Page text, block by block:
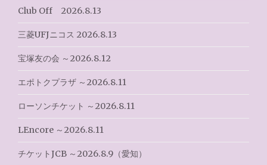
ー
シ
ョ
ン
Club Off 2026.8.13
三菱UFJニコス 2026.8.13
宝塚友の会 ～2026.8.12
エポトクプラザ ～2026.8.11
ローソンチケット ～2026.8.11
LEncore ～2026.8.11
チケットJCB ～2026.8.9（愛知）